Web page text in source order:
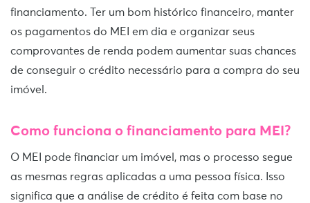
financiamento. Ter um bom histórico financeiro, manter
os pagamentos do MEI em dia e organizar seus
comprovantes de renda podem aumentar suas chances
de conseguir o crédito necessário para a compra do seu
imóvel.
Como funciona o financiamento para MEI?
O MEI pode financiar um imóvel, mas o processo segue
as mesmas regras aplicadas a uma pessoa física. Isso
significa que a análise de crédito é feita com base no